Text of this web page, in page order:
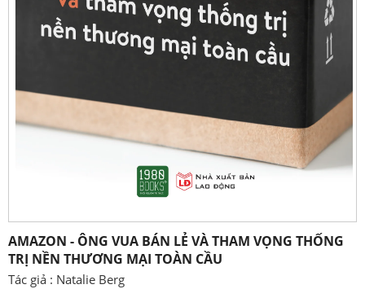
AMAZON - ÔNG VUA BÁN LẺ VÀ THAM VỌNG THỐNG
TRỊ NỀN THƯƠNG MẠI TOÀN CẦU
Tác giả : Natalie Berg